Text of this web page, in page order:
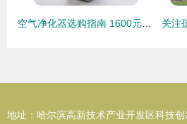
地址：哈尔滨高新技术产业开发区科技